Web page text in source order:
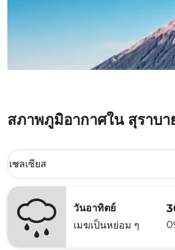
สภาพภูมิอากาศใน สุราบา
Weather unit option เซลเซียส Selected
เซลเซียส
keyboard_arrow_down
วันอาทิตย์
เมฆเป็นหย่อม ๆ